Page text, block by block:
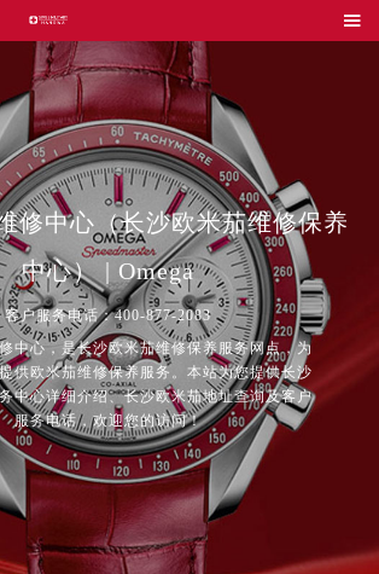

修中心（长沙欧米茄维修保养
中心） | Omega
客户服务电话：400-877-2083
中心，是长沙欧米茄维修保养服务网点，为
供欧米茄维修保养服务。本站为您提供长沙
中心详细介绍、长沙欧米茄地址查询及客户
服务电话，欢迎您的访问！